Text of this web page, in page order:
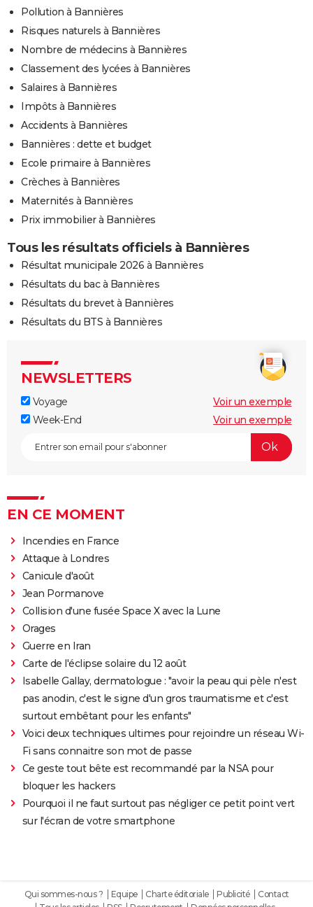
Pollution à Bannières
Risques naturels à Bannières
Nombre de médecins à Bannières
Classement des lycées à Bannières
Salaires à Bannières
Impôts à Bannières
Accidents à Bannières
Bannières : dette et budget
Ecole primaire à Bannières
Crèches à Bannières
Maternités à Bannières
Prix immobilier à Bannières
Tous les résultats officiels à Bannières
Résultat municipale 2026 à Bannières
Résultats du bac à Bannières
Résultats du brevet à Bannières
Résultats du BTS à Bannières
NEWSLETTERS
Voyage
Voir un exemple
Week-End
Voir un exemple
EN CE MOMENT
Incendies en France
Attaque à Londres
Canicule d'août
Jean Pormanove
Collision d'une fusée Space X avec la Lune
Orages
Guerre en Iran
Carte de l'éclipse solaire du 12 août
Isabelle Gallay, dermatologue : "avoir la peau qui pèle n'est
pas anodin, c'est le signe d'un gros traumatisme et c'est
surtout embêtant pour les enfants"
Voici deux techniques ultimes pour rejoindre un réseau Wi-
Fi sans connaitre son mot de passe
Ce geste tout bête est recommandé par la NSA pour
bloquer les hackers
Pourquoi il ne faut surtout pas négliger ce petit point vert
sur l'écran de votre smartphone
Qui sommes-nous ? Equipe Charte éditoriale Publicité
Contact